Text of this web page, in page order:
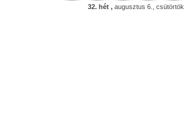
32. hét ,augusztus 6., csütörtök